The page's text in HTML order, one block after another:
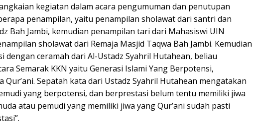
kegiatan dalam acara pengumuman dan penutupan
penampilan, yaitu penampilan sholawat dari santri dan
Bah Jambi, kemudian penampilan tari dari Mahasiswi UIN
sholawat dari Remaja Masjid Taqwa Bah Jambi. Kemudian
dengan ceramah dari Al-Ustadz Syahril Hutahean, beliau
Semarak KKN yaitu Generasi Islami Yang Berpotensi,
Qur’ani. Sepatah kata dari Ustadz Syahril Hutahean mengatakan
yang berpotensi, dan berprestasi belum tentu memiliki jiwa
atau pemudi yang memiliki jiwa yang Qur’ani sudah pasti